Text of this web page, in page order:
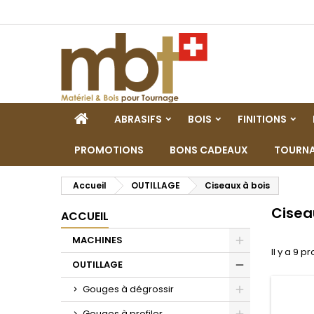
ACCUEILABRASIFS BOIS FINITIONS
PROMOTIONS BONS CADEAUX
Accueil OUTILLAGE Ciseaux à bois
ACCUEIL
MACHINES
Toggle
OUTILLAGE
Gouges à dégrossir
Il y a 9